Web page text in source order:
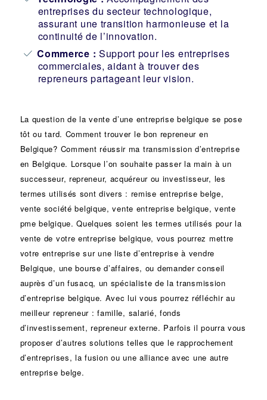
entreprises du secteur technologique,
assurant une transition harmonieuse et la
continuité de l’innovation.
Commerce : Support pour les entreprises
commerciales, aidant à trouver des
repreneurs partageant leur vision.
La question de la vente d’une entreprise belgique se pose
tôt ou tard. Comment trouver le bon repreneur en
Belgique? Comment réussir ma transmission d’entreprise
en Belgique. Lorsque l’on souhaite passer la main à un
successeur, repreneur, acquéreur ou investisseur, les
termes utilisés sont divers : remise entreprise belge,
vente société belgique, vente entreprise belgique, vente
pme belgique. Quelques soient les termes utilisés pour la
vente de votre entreprise belgique, vous pourrez mettre
votre entreprise sur une liste d’entreprise à vendre
Belgique, unebourse d’affaires, ou demander conseil
auprès d’un fusacq, un spécialiste de latransmission
d’entreprise belgique. Avec lui vous pourrez réfléchir au
meilleur repreneur :famille, salarié, fonds
d’investissement, repreneur externe. Parfois il pourra vous
proposer d’autres solutions telles que le rapprochement
d’entreprises, lafusion ou unealliance avec une autre
entreprise belge.